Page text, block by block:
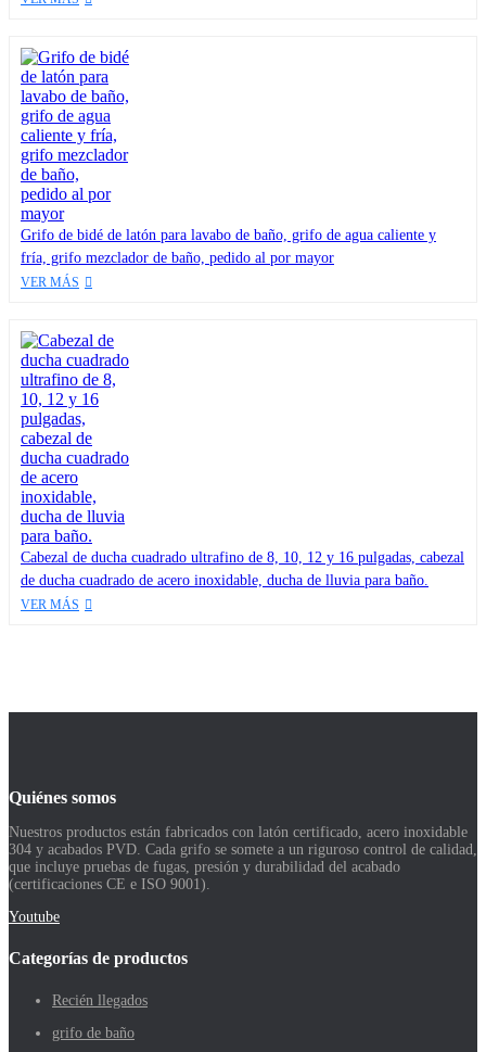
Grifo de bidé de latón para lavabo de baño, grifo de agua caliente y
fría, grifo mezclador de baño, pedido al por mayor
VER MÁS
Cabezal de ducha cuadrado ultrafino de 8, 10, 12 y 16 pulgadas, cabezal
de ducha cuadrado de acero inoxidable, ducha de lluvia para baño.
VER MÁS
Quiénes somos
Nuestros productos están fabricados con latón certificado, acero inoxidable
304 y acabados PVD. Cada grifo se somete a un riguroso control de calidad,
que incluye pruebas de fugas, presión y durabilidad del acabado
(certificaciones CE e ISO 9001).
Youtube
Categorías de productos
Recién llegados
grifo de baño